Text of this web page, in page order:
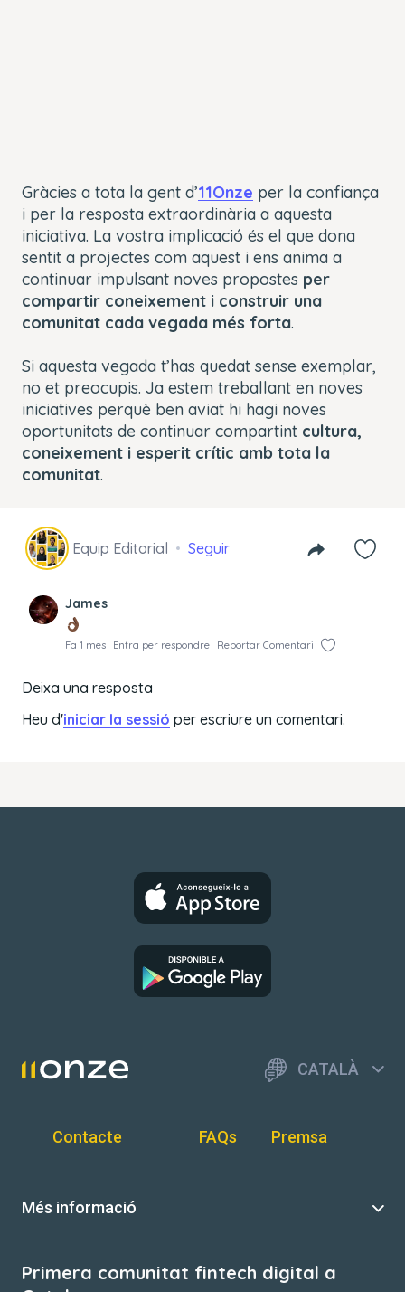
Gràcies a tota la gent d’11Onze per la confiança
i per la resposta extraordinària a aquesta
iniciativa. La vostra implicació és el que dona
sentit a projectes com aquest i ens anima a
continuar impulsant noves propostes per
compartir coneixement i construir una
comunitat cada vegada més forta.
Si aquesta vegada t’has quedat sense exemplar,
no et preocupis. Ja estem treballant en noves
iniciatives perquè ben aviat hi hagi noves
oportunitats de continuar compartint cultura,
coneixement i esperit crític amb tota la
comunitat.
Equip Editorial Seguir
James
Fa 1 mes Entra per respondre Reportar Comentari
Deixa una resposta
Heu d'iniciar la sessió per escriure un comentari.
CATALÀ
Contacte FAQs Premsa
Més informació
Primera comunitat fintech digital a